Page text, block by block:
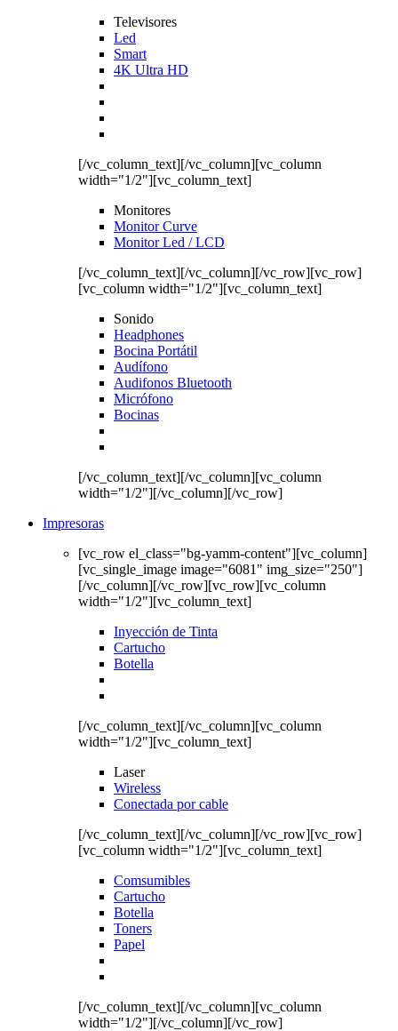
Televisores
Led
Smart
4K Ultra HD
[/vc_column_text][/vc_column][vc_column
width="1/2"][vc_column_text]
Monitores
Monitor Curve
Monitor Led / LCD
[/vc_column_text][/vc_column][/vc_row][vc_row]
[vc_column width="1/2"][vc_column_text]
Sonido
Headphones
Bocina Portátil
Audífono
Audifonos Bluetooth
Micrófono
Bocinas
[/vc_column_text][/vc_column][vc_column
width="1/2"][/vc_column][/vc_row]
Impresoras
[vc_row el_class="bg-yamm-content"][vc_column]
[vc_single_image image="6081" img_size="250"]
[/vc_column][/vc_row][vc_row][vc_column
width="1/2"][vc_column_text]
Inyección de Tinta
Cartucho
Botella
[/vc_column_text][/vc_column][vc_column
width="1/2"][vc_column_text]
Laser
Wireless
Conectada por cable
[/vc_column_text][/vc_column][/vc_row][vc_row]
[vc_column width="1/2"][vc_column_text]
Comsumibles
Cartucho
Botella
Toners
Papel
[/vc_column_text][/vc_column][vc_column
width="1/2"][/vc_column][/vc_row]